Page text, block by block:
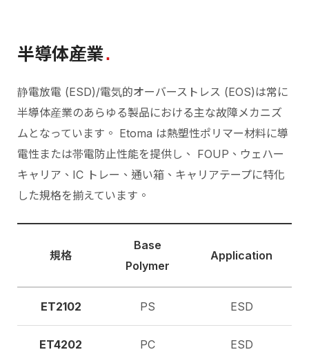
半導体産業
静電放電 (ESD)/電気的オーバーストレス (EOS)は常に
半導体産業のあらゆる製品における主な故障メカニズ
ムとなっています。 Etoma は熱塑性ポリマー材料に導
電性または帯電防止性能を提供し、 FOUP、ウェハー
キャリア、IC トレー、通い箱、キャリアテープに特化
した規格を揃えています。
規格
Base
Polymer
Application
ET2102 PS ESD
ET4202 PC ESD